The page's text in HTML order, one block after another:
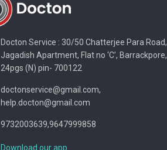
Docton Service : 30/50 Chatterjee Para Road,
Jagadish Apartment, Flat no ‘C’, Barrackpore,
24pgs (N) pin- 700122
doctonservice@gmail.com,
help.docton@gmail.com
9732003639,9647999858
Download our app